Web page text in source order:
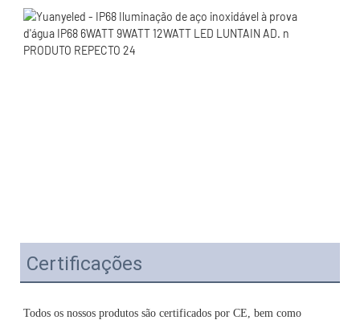
Certificações
Todos os nossos produtos são certificados por CE, bem como